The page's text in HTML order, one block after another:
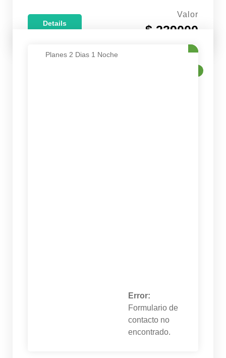
Details
Valor
$ 239000
Planes 2 Dias 1 Noche
Error:
Formulario de
contacto no
encontrado.